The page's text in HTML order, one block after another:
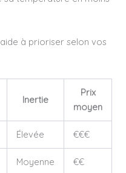
à prioriser selon vos
Inertie
Prix
moyen
Élevée €€€
Moyenne €€